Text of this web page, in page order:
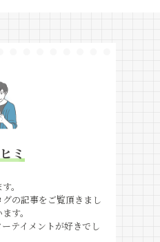
ミ
。
の記事をご覧頂きまし
す。
テイメントが好きでし